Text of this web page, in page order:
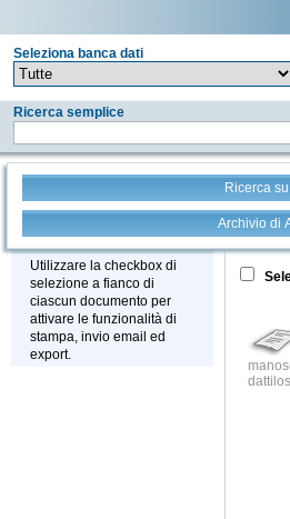
Seleziona banca dati
Ricerca semplice
Ricerca
Archivio di
Stampa - Email - Export
Utilizzare la checkbox di
selezione a fianco di
ciascun documento per
attivare le funzionalità di
stampa, invio email ed
export.
Tutto